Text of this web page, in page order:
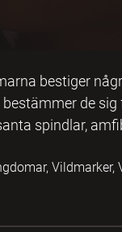
bestiger
de
spindlar,
Vildmarker,